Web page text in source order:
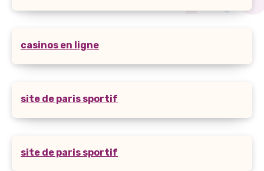
casinos en ligne
site de paris sportif
site de paris sportif